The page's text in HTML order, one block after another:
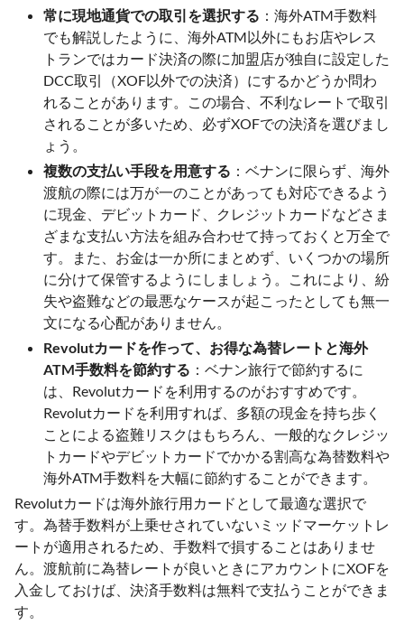
常に現地通貨での取引を選択する ：海外ATM手数料
でも解説したように、海外ATM以外にもお店やレス
トランではカード決済の際に加盟店が独自に設定した
DCC取引（XOF以外での決済）にするかどうか問わ
れることがあります。この場合、不利なレートで取引
されることが多いため、必ずXOFでの決済を選びまし
ょう。
複数の支払い手段を用意する ：ベナンに限らず、海外
渡航の際には万が一のことがあっても対応できるよう
に現金、デビットカード、クレジットカードなどさま
ざまな支払い方法を組み合わせて持っておくと万全で
す。また、お金は一か所にまとめず、いくつかの場所
に分けて保管するようにしましょう。これにより、紛
失や盗難などの最悪なケースが起こったとしても無一
文になる心配がありません。
Revolutカードを作って、お得な為替レートと海外
ATM手数料を節約する ：ベナン旅行で節約するに
は、Revolutカードを利用するのがおすすめです。
Revolutカードを利用すれば、多額の現金を持ち歩く
ことによる盗難リスクはもちろん、一般的なクレジッ
トカードやデビットカードでかかる割高な為替数料や
海外ATM手数料を大幅に節約することができます。
Revolutカードは海外旅行用カードとして最適な選択で
す。為替手数料が上乗せされていないミッドマーケットレ
ートが適用されるため、手数料で損することはありませ
ん。渡航前に為替レートが良いときにアカウントにXOFを
入金しておけば、決済手数料は無料で支払うことができま
す。